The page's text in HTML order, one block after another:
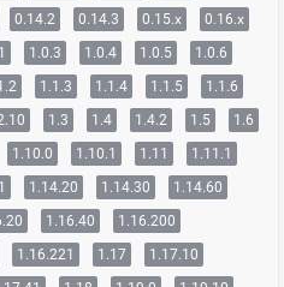
0.14.2 0.14.3 0.15.x
0.16.x
1.0.3 1.0.4 1.0.5
1.0.6
1.1.3 1.1.4 1.1.5
1.1.6
1.3 1.4 1.4.2 1.5
1.6
1.10.0 1.10.1 1.11
1.11.1
1.14.20 1.14.30
1.14.60
1.16.40
1.16.200
1.16.221 1.17
1.17.10